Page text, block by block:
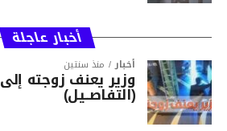
أخبار عاجلة
أخبار منذ سنتين
وزير يعنف زوجته
(التفاصــيل)